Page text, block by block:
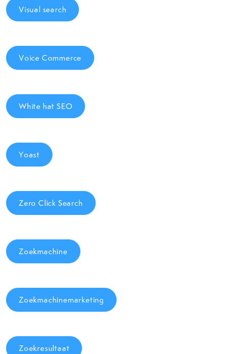
Visual search
Voice Commerce
White hat SEO
Yoast
Zero Click Search
Zoekmachine
Zoekmachinemarketing
Zoekresultaat